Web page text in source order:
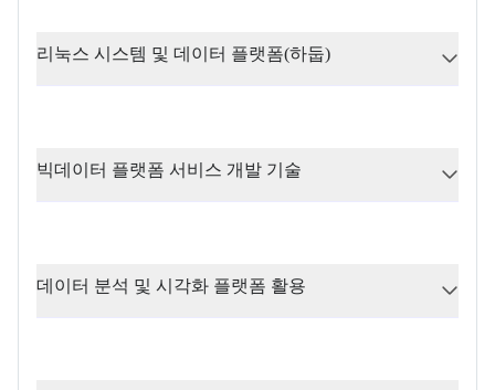
리눅스 시스템 및 데이터 플랫폼(하둡)
빅데이터 플랫폼 서비스 개발 기술
데이터 분석 및 시각화 플랫폼 활용